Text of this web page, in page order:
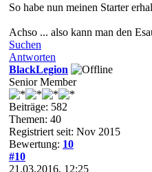
So habe nun meinen Starter
Achso ... also kann man den
Suchen
Antworten
BlackLegion
Senior Member
Beiträge: 582
Themen: 40
Registriert seit: Nov 2015
Bewertung: 10
#10
21.03.2016, 12:25